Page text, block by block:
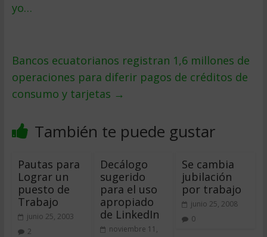
yo…
Bancos ecuatorianos registran 1,6 millones de
operaciones para diferir pagos de créditos de
consumo y tarjetas →
También te puede gustar
Pautas para
Lograr un
puesto de
Trabajo
junio 25, 2003
2
Decálogo
sugerido
para el uso
apropiado
de LinkedIn
noviembre 11,
Se cambia
jubilación
por trabajo
junio 25, 2008
0